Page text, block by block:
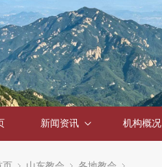
新闻资讯 机构概况